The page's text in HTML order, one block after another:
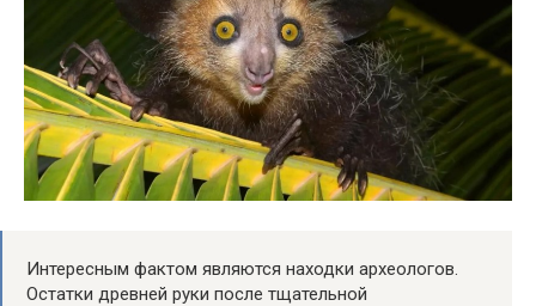
Интересным фактом являются находки археологов.
Остатки древней руки после тщательной